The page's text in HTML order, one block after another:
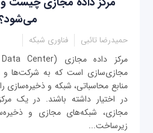
حمیدرضا تائبی فناوری شبکه
مجازی‌سازی است که به شرکت‌ها و
منابع محاسباتی، شبکه و
در اختیار داشته باشند. در یک
مجازی، شبکه‌های مجازی و
زیرساخت...